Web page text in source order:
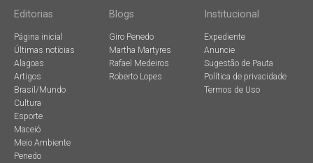
Editorias
Página inicial
Últimas notícias
Alagoas
Artigos
Brasil/Mundo
Cultura
Esporte
Maceió
Meio Ambiente
Penedo
Blogs
Giro Penedo
Martha Martyres
Rafael Medeiros
Roberto Lopes
Institucional
Expediente
Anuncie
Sugestão de Pauta
Política de privacidade
Termos de Uso